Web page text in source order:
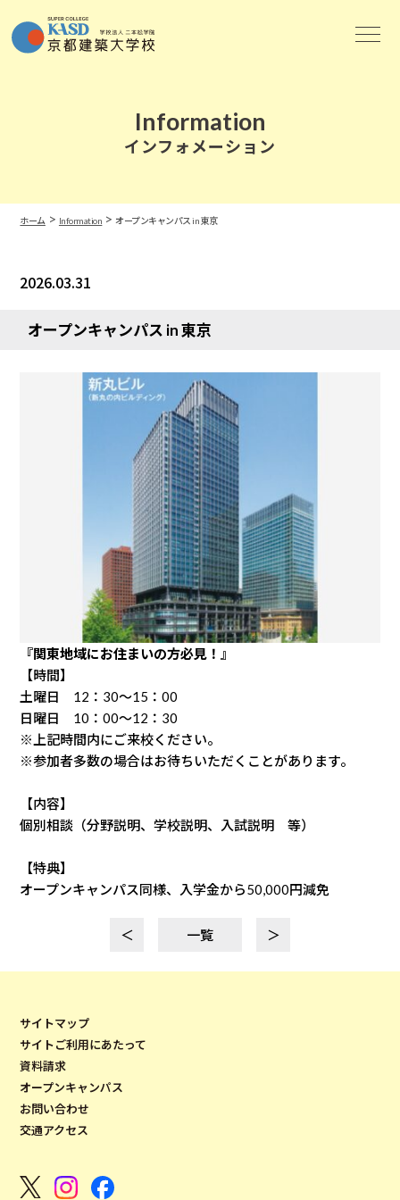
Information
インフォメーション
ホーム > Information >オープンキャンパス in 東京
2026.03.31
オープンキャンパス in 東京
『関東地域にお住まいの方必見！』
【時間】
土曜日 12：30～15：00
日曜日 10：00～12：30
※上記時間内にご来校ください。
※参加者多数の場合はお待ちいただくことがあります。
【内容】
個別相談（分野説明、学校説明、入試説明 等）
【特典】
オープンキャンパス同様、入学金から50,000円減免
＜ 一覧 ＞
サイトマップ
サイトご利用にあたって
資料請求
オープンキャンパス
お問い合わせ
交通アクセス